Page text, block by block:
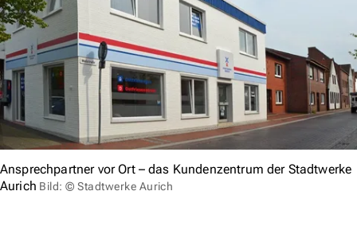
Ansprechpartner vor Ort – das Kundenzentrum der Stadtwerke
Aurich Bild: © Stadtwerke Aurich